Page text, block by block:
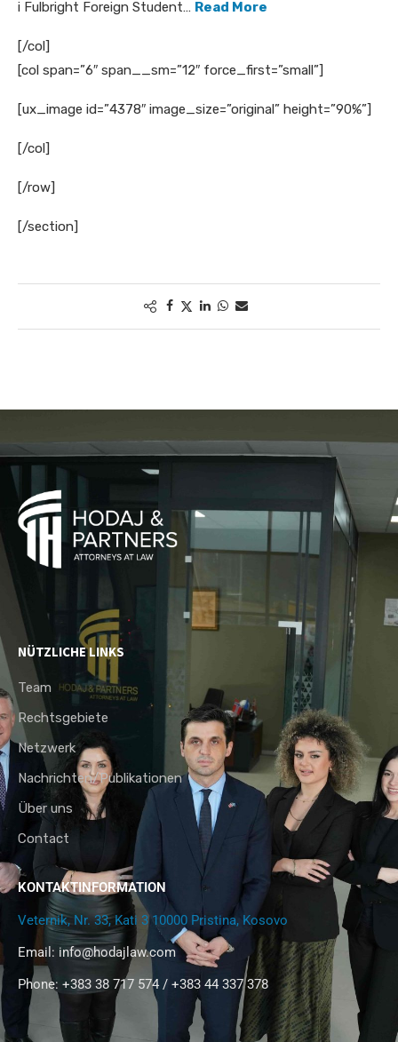
i Fulbright Foreign Student… Read More
[/col]
[col span=”6″ span__sm=”12″ force_first=”small”]
[ux_image id=”4378″ image_size=”original” height=”90%”]
[/col]
[/row]
[/section]
NÜTZLICHE LINKS
Team
Rechtsgebiete
Netzwerk
Nachrichten/Publikationen
Über uns
Contact
KONTAKTINFORMATION
Veternik, Nr. 33, Kati 3 10000 Pristina, Kosovo
Email: info@hodajlaw.com
Phone: +383 38 717 574 / +383 44 337 378